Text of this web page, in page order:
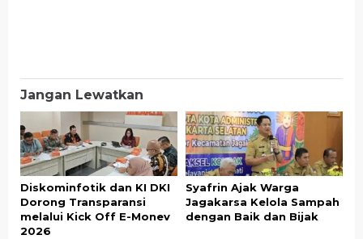
Jangan Lewatkan
Diskominfotik dan KI DKI
Dorong Transparansi
melalui Kick Off E-Monev
2026
Syafrin Ajak Warga
Jagakarsa Kelola Sampah
dengan Baik dan Bijak